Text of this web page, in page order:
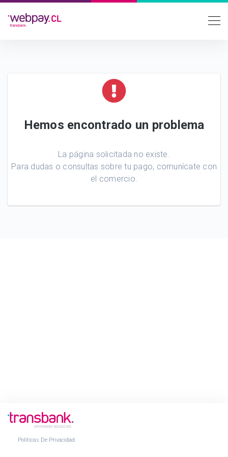
Hemos encontrado un problema
La página solicitada no existe.
Para dudas o consultas sobre tu pago, comunícate con
el comercio.
Políticas De Privacidad